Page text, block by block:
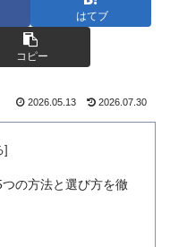
はてブ
コピー
2026.05.13 2026.07.30
の方法と選び方を徹